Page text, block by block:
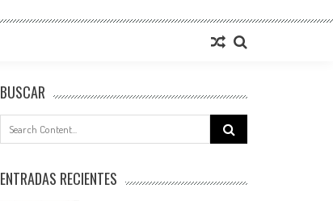
BUSCAR
Search
for:
ENTRADAS RECIENTES